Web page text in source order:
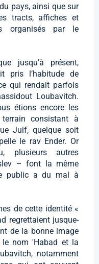
pays, ainsi que sur
tracts, affiches et
organisés par le
jusqu’à présent,
pris l’habitude de
qui rendait parfois
Loubavitch.
étions encore les
consistant à
Juif, quelque soit
le rav Ender. Or
plusieurs autres
– font la même
public a du mal à
de cette identité «
regrettaient jusque-
de la bonne image
le nom 'Habad et la
notamment